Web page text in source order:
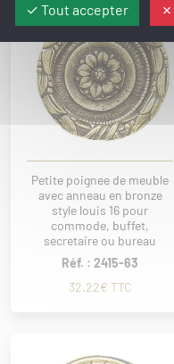
Petite poignee de meuble
avec anneau en bronze
style louis 16 pour
commode, buffet,
secretaire ou bureau
Réf. : 2415-63
32.22€ TTC
Tout accepter